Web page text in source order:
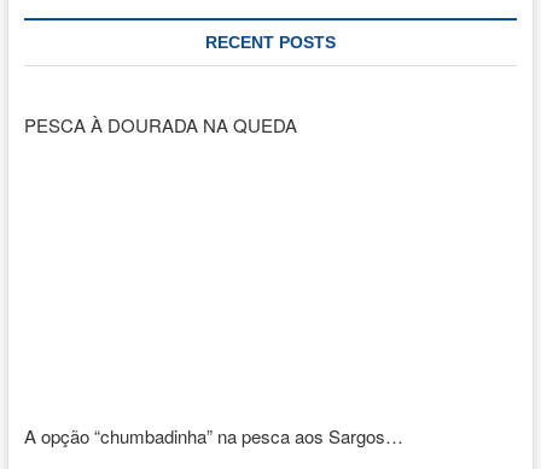
RECENT POSTS
PESCA À DOURADA NA QUEDA
A opção “chumbadinha” na pesca aos Sargos…